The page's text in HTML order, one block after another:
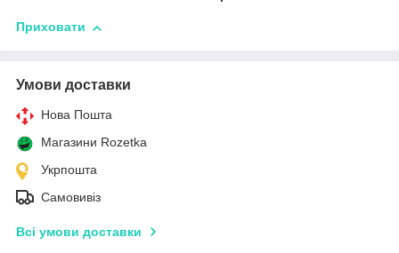
Приховати
Умови доставки
Нова Пошта
Магазини Rozetka
Укрпошта
Самовивіз
Всі умови доставки